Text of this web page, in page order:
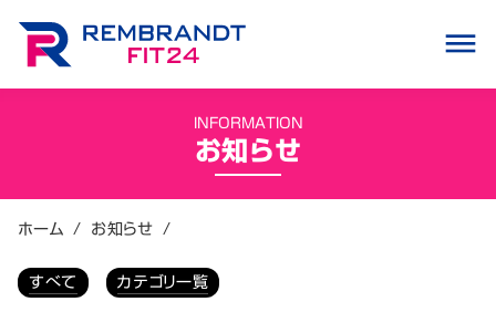
dehaze
INFORMATION
お知らせ
ホーム / お知らせ /
すべて
カテゴリ一覧